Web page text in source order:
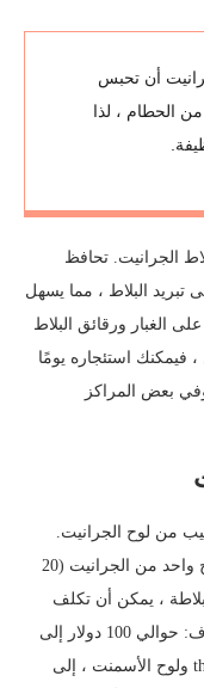
أن تحبس
الحطام ، لذا
الجرانيت. تحافظ
تبريد البلاط ، مما يسهل
الغبار ورقائق البلاط
، فيمكنك استئجاره يومًا
بعض المراكز
من لوح الجرانيت.
توقع أن تدفع 1000 دولار على الأقل مقابل لوح واحد من الجرانيت (20
، يمكن أن تكلف
تغطية الجرانيت نفسها تسعة إلى عشرة أضعاف: حوالي 100 دولار إلى
150 دولارًا. تضيف العناصر الإضافية مثل thinset ولوح الأسمنت ، إلى